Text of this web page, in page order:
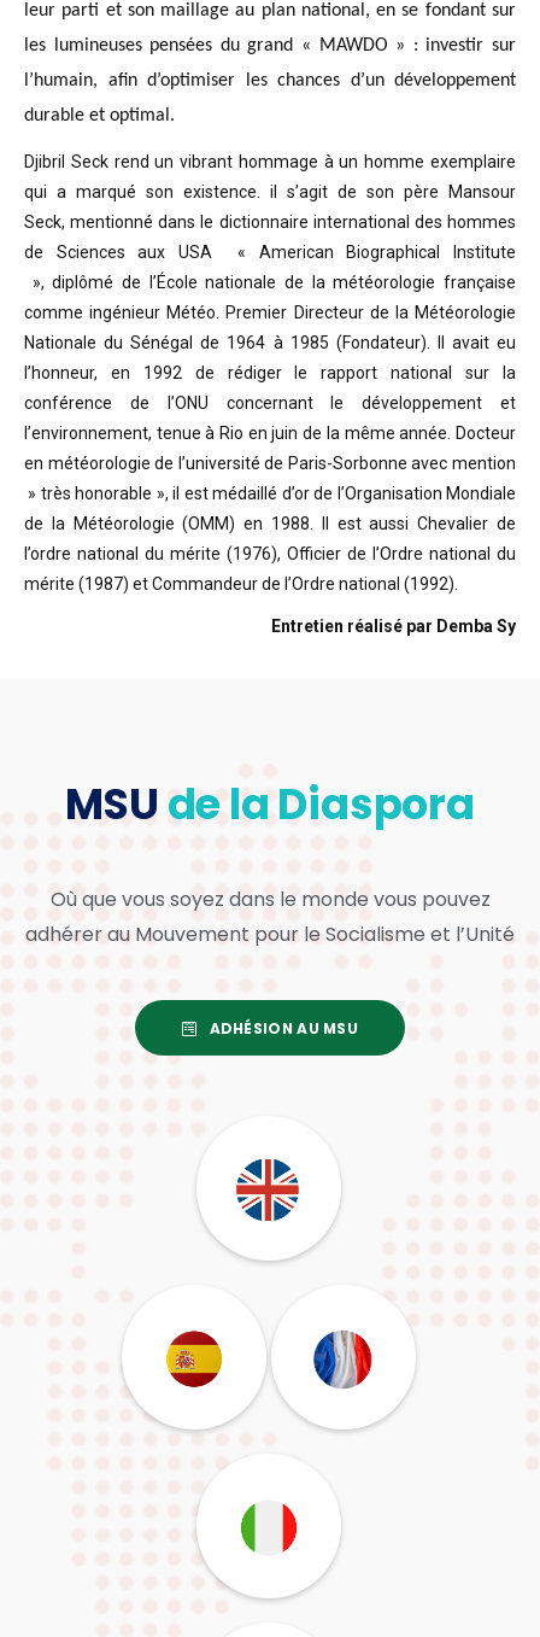
leur parti et son maillage au plan national, en se fondant sur
les lumineuses pensées du grand « MAWDO » : investir sur
l’humain, afin d’optimiser les chances d’un développement
durable et optimal.
Djibril Seck rend un vibrant hommage à un homme exemplaire
qui a marqué son existence. il s’agit de son père Mansour
Seck,mentionné dans le dictionnaire international des hommes
de Sciences aux USA « American Biographical Institute
», diplômé de l’École nationale de la météorologie française
comme ingénieur Météo. Premier Directeur de la Météorologie
Nationale du Sénégal de 1964 à 1985 (Fondateur). Il avait eu
l’honneur, en 1992 de rédiger le rapport national sur la
conférence de l’ONU concernant le développement et
l’environnement, tenue à Rio en juin de la même année.
Docteur
en météorologie de l’université de Paris-Sorbonne avec mention
» très honorable », il est médaillé d’or de l’Organisation Mondiale
de la Météorologie (OMM) en 1988. Il est aussi Chevalier de
l’ordre national du mérite (1976), Officier de l’Ordre national du
mérite (1987) et Commandeur de l’Ordre national (1992).
Entretien réalisé par Demba Sy
MSU de la Diaspora
Où que vous soyez dans le monde vous pouvez
adhérer au Mouvement pour le Socialisme et l’Unité
ADHÉSION AU MSU